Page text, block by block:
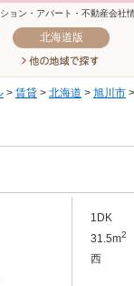
ョン・アパート・不動産会社
北海道版
> 賃貸 > 北海道 > 旭川市
1DK
31.5m2
西